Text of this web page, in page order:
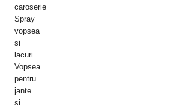
caroserie
Spray
vopsea
si
lacuri
Vopsea
pentru
jante
si